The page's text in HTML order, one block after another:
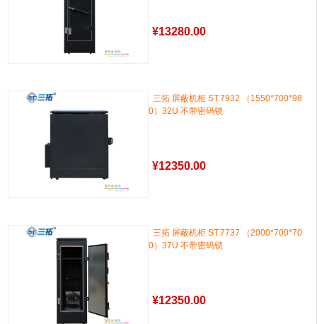
¥13280.00
三拓 屏蔽机柜 ST.7932 （1550*700*98
0）32U 不带密码锁
¥12350.00
三拓 屏蔽机柜 ST.7737 （2000*700*70
0）37U 不带密码锁
¥12350.00